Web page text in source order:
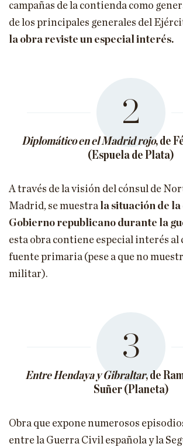
campañas de la contienda como
de los principales generales del
la obra reviste un especial interés.
2
Diplomático en el Madrid rojo, de
(Espuela de Plata)
A través de la visión del cónsul de
Madrid, se muestra la situación de
Gobierno republicano durante la
esta obra contiene especial interés al
fuente primaria (pese a que no
militar).
3
Entre Hendaya y Gibraltar, de
Suñer (Planeta)
Obra que expone numerosos
entre la Guerra Civil española y la